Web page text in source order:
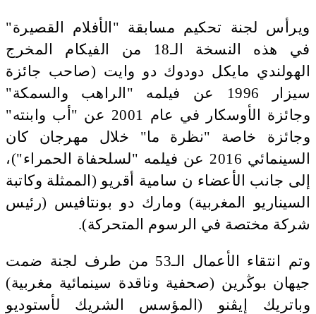
ويرأس لجنة تحكيم مسابقة "الأفلام القصيرة"
في هذه النسخة الـ18 من الفيكام المخرج
الهولندي مايكل دودوك دو وايت (صاحب جائزة
سيزار 1996 عن فيلمه "الراهب والسمكة"
وجائزة الأوسكار في عام 2001 عن "أب وابنته"
وجائزة خاصة "نظرة ما" خلال مهرجان كان
السينمائي 2016 عن فيلمه "لسلحفاة الحمراء")،
إلى جانب الأعضاء ن سامية أقريو (الممثلة وكاتبة
السيناريو المغربية) ومارك دو بونتافيس (رئيس
شركة مختصة في الرسوم المتحركة).
وتم انتقاء الأعمال الـ53 من طرف لجنة ضمت
جيهان بوڭرين (صحفية وناقدة سينمائية مغربية)
وباتريك إيڤنو (المؤسس الشريك لأستوديو